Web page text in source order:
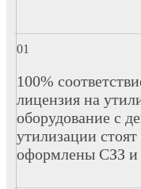
100%
лицензия на
оборудование с
утилизации
оформлены СЗЗ